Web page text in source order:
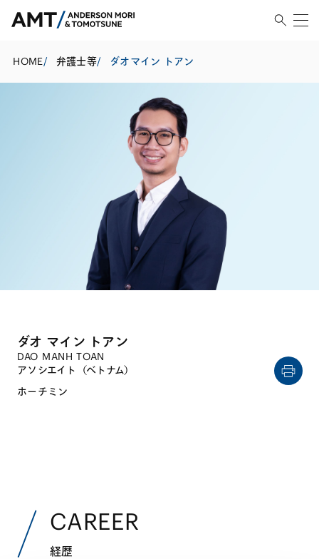
HOME/ 弁護士等/ ダオマイン トアン
ダオ マイン トアン
DAO MANH TOAN
アソシエイト（ベトナム）
ホーチミン
CAREER
経歴